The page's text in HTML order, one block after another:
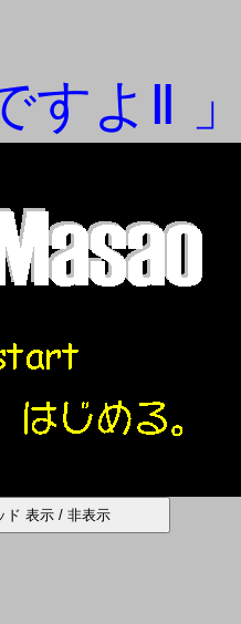
すよⅡ 」